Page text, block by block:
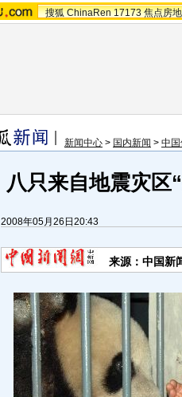
搜狐 ChinaRen 17173 焦点房
新闻中心 > 国内新闻 > 中国
八只来自地震灾区
2008年05月26日20:43
来源：中国新